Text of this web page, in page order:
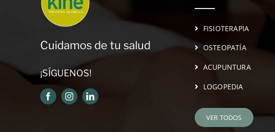
Cuidamos de tu salud
¡SÍGUENOS!
FISIOTERAPIA
OSTEOPATÍA
ACUPUNTURA
LOGOPEDIA
VER TODOS